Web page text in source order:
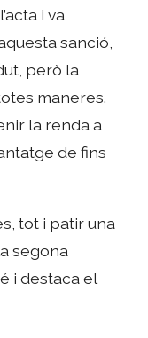
i va
sanció,
però la
maneres.
la renda a
de fins
tot i patir una
segona
i destaca el